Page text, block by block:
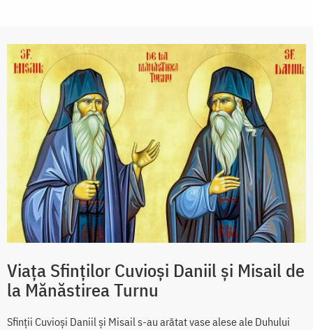
Viața Sfinților Cuvioși Daniil și Misail de
la Mănăstirea Turnu
Sfinții Cuvioși Daniil și Misail s-au arătat vase alese ale Duhului